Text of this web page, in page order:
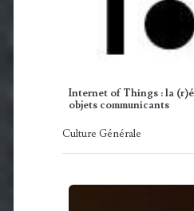
Internet of Things : la
objets communicants
Culture Générale